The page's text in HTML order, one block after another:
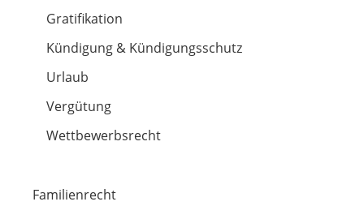
Gratifikation
Kündigung & Kündigungsschutz
Urlaub
Vergütung
Wettbewerbsrecht
Familienrecht